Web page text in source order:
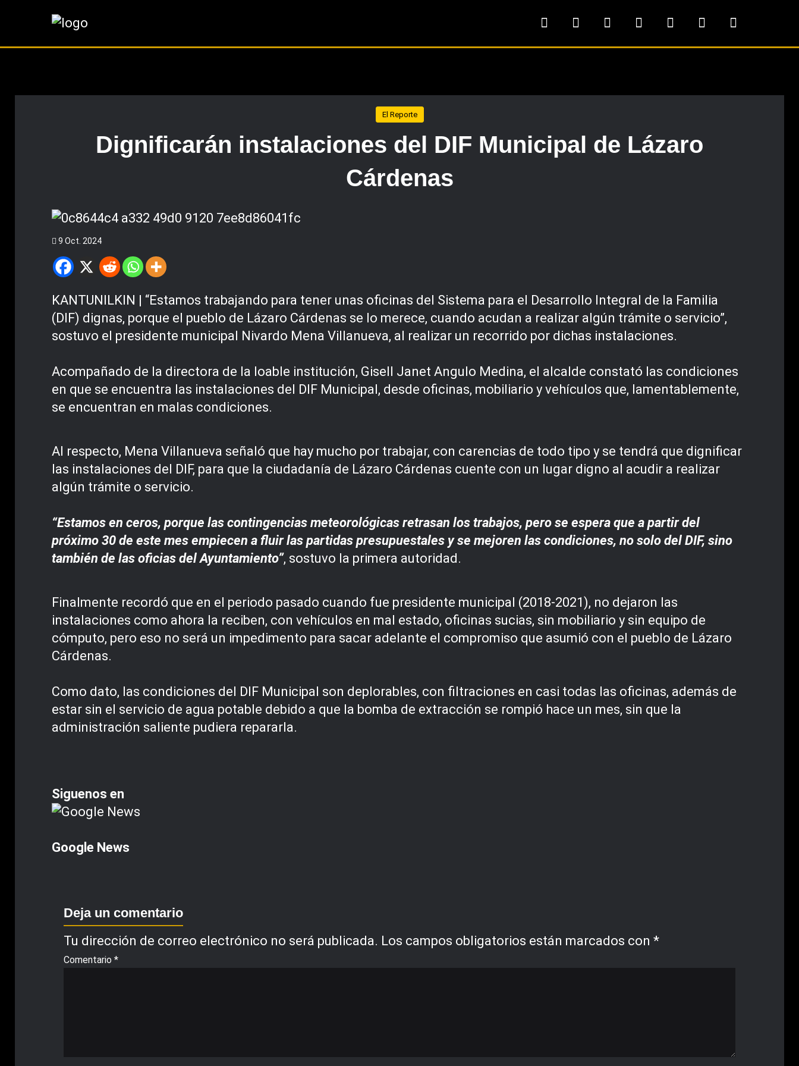
El Reporte
Dignificarán instalaciones del DIF Municipal de Lázaro
Cárdenas
9 Oct. 2024
KANTUNILKIN | “Estamos trabajando para tener unas oficinas del Sistema para el Desarrollo Integral de la Familia
(DIF) dignas, porque el pueblo de Lázaro Cárdenas se lo merece, cuando acudan a realizar algún trámite o servicio”,
sostuvo el presidente municipal Nivardo Mena Villanueva, al realizar un recorrido por dichas instalaciones.
Acompañado de la directora de la loable institución, Gisell Janet Angulo Medina, el alcalde constató las condiciones
en que se encuentra las instalaciones del DIF Municipal, desde oficinas, mobiliario y vehículos que, lamentablemente,
se encuentran en malas condiciones.
Al respecto, Mena Villanueva señaló que hay mucho por trabajar, con carencias de todo tipo y se tendrá que dignificar
las instalaciones del DIF, para que la ciudadanía de Lázaro Cárdenas cuente con un lugar digno al acudir a realizar
algún trámite o servicio.
“Estamos en ceros, porque las contingencias meteorológicas retrasan los trabajos, pero se espera que a partir del
próximo 30 de este mes empiecen a fluir las partidas presupuestales y se mejoren las condiciones, no solo del DIF, sino
también de las oficias del Ayuntamiento”, sostuvo la primera autoridad.
Finalmente recordó que en el periodo pasado cuando fue presidente municipal (2018-2021), no dejaron las
instalaciones como ahora la reciben, con vehículos en mal estado, oficinas sucias, sin mobiliario y sin equipo de
cómputo, pero eso no será un impedimento para sacar adelante el compromiso que asumió con el pueblo de Lázaro
Cárdenas.
Como dato, las condiciones del DIF Municipal son deplorables, con filtraciones en casi todas las oficinas, además de
estar sin el servicio de agua potable debido a que la bomba de extracción se rompió hace un mes, sin que la
administración saliente pudiera repararla.
Siguenos en
Google News
Deja un comentario
Tu dirección de correo electrónico no será publicada. Los campos obligatorios están marcados con *
Comentario *